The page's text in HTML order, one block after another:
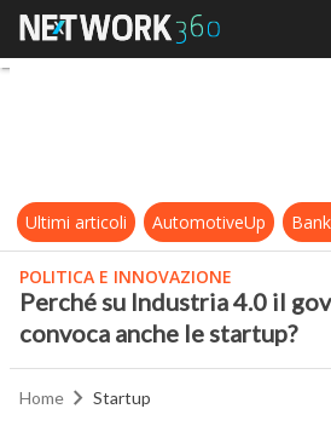
Perché su
Ultimi articoli AutomotiveUp
POLITICA E INNOVAZIONE
Perché su Industria 4.0 il
convoca anche le startup?
Home Startup